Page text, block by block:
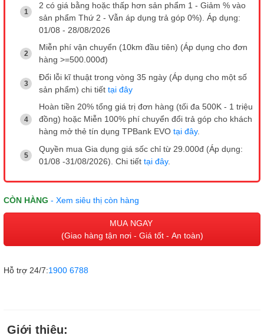
2 có giá bằng hoặc thấp hơn sản phẩm 1 - Giảm % vào
sản phẩm Thứ 2 - Vẫn áp dụng trả góp 0%). Áp dụng:
01/08 - 28/08/2026
Miễn phí vận chuyển (10km đầu tiên) (Áp dụng cho đơn
hàng >=500.000đ)
Đổi lỗi kĩ thuật trong vòng 35 ngày (Áp dụng cho một số
sản phẩm) chi tiết tại đây
Hoàn tiền 20% tổng giá trị đơn hàng (tối đa 500K - 1 triệu
đồng) hoặc Miễn 100% phí chuyển đổi trả góp cho khách
hàng mở thẻ tín dụng TPBank EVO tại đây.
Quyền mua Gia dụng giá sốc chỉ từ 29.000đ (Áp dụng:
01/08 -31/08/2026). Chi tiết tại đây.
CÒN HÀNG - Xem siêu thị còn hàng
MUA NGAY
(Giao hàng tận nơi - Giá tốt - An toàn)
Hỗ trợ 24/7:1900 6788
Giới thiệu: